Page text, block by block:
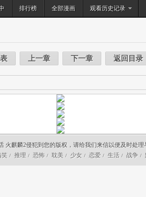
排行榜 全部漫画 观看历史记录
搜索
上一章 下一章 返回目录
火麒麟2侵犯到您的版权，请给我们来信以便及时处理
笑 / 推理 / 恐怖 / 耽美 / 少女 / 恋爱 / 生活 / 战争 /